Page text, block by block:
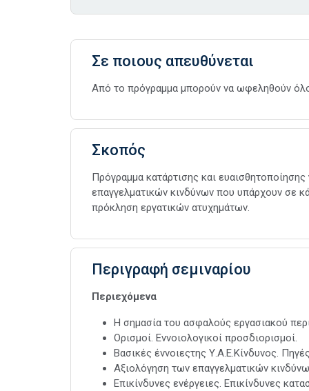
Σε ποιους απευθύνεται
Από το πρόγραμμα μπορούν να ωφεληθούν
Σκοπός
Πρόγραμμα κατάρτισης και
επαγγελματικών κινδύνων που υπάρχουν σε
πρόκληση εργατικών ατυχημάτων.
Περιγραφή σεμιναρίου
Περιεχόμενα
Η σημασία του ασφαλούς εργασιακού
Ορισμοί. Εννοιολογικοί προσδιορισμοί.
Βασικές έννοιεςτης Υ.Α.Ε.Κίνδυνος.
Αξιολόγηση των επαγγελματικών
Επικίνδυνες ενέργειες. Επικίνδυνες